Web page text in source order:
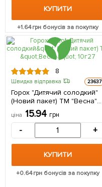
КУПИТИ
+1.64грн бонусів за покупку
8
Швидка відправка 23637
Горох "Дитячий солодкий"
(Новий пакет) ТМ "Весна"
ціна 15.94 грн
- +
КУПИТИ
+0.64грн бонусів за покупку